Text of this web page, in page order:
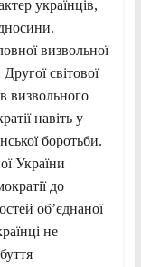
українців,
визвольної
світової
визвольного
навіть у
боротьби.
України
до
об’єднаної
не